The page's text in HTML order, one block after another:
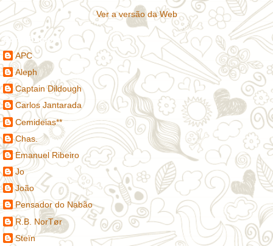
Ver a versão da Web
Contribuidores
APC
Aleph
Captain Dildough
Carlos Jantarada
Cemideias**
Chas.
Emanuel Ribeiro
Jo
João
Pensador do Nabão
R.B. NorTør
Steïn